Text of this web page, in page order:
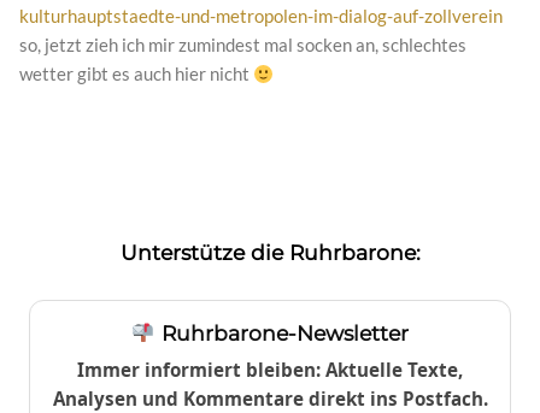
kulturhauptstaedte-und-metropolen-im-dialog-auf-zollverein
so, jetzt zieh ich mir zumindest mal socken an, schlechtes
wetter gibt es auch hier nicht
Unterstütze die Ruhrbarone:
Ruhrbarone-Newsletter
Immer informiert bleiben: Aktuelle Texte,
Analysen und Kommentare direkt ins Postfach.